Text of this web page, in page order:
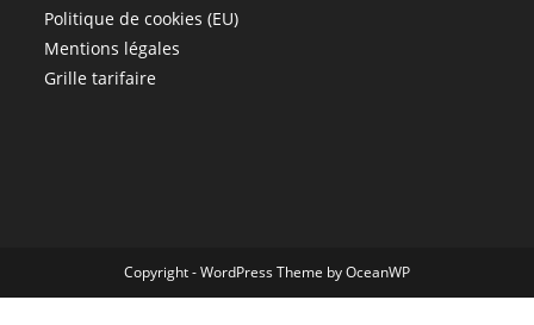
Politique de cookies (EU)
Mentions légales
Grille tarifaire
Copyright - WordPress Theme by OceanWP